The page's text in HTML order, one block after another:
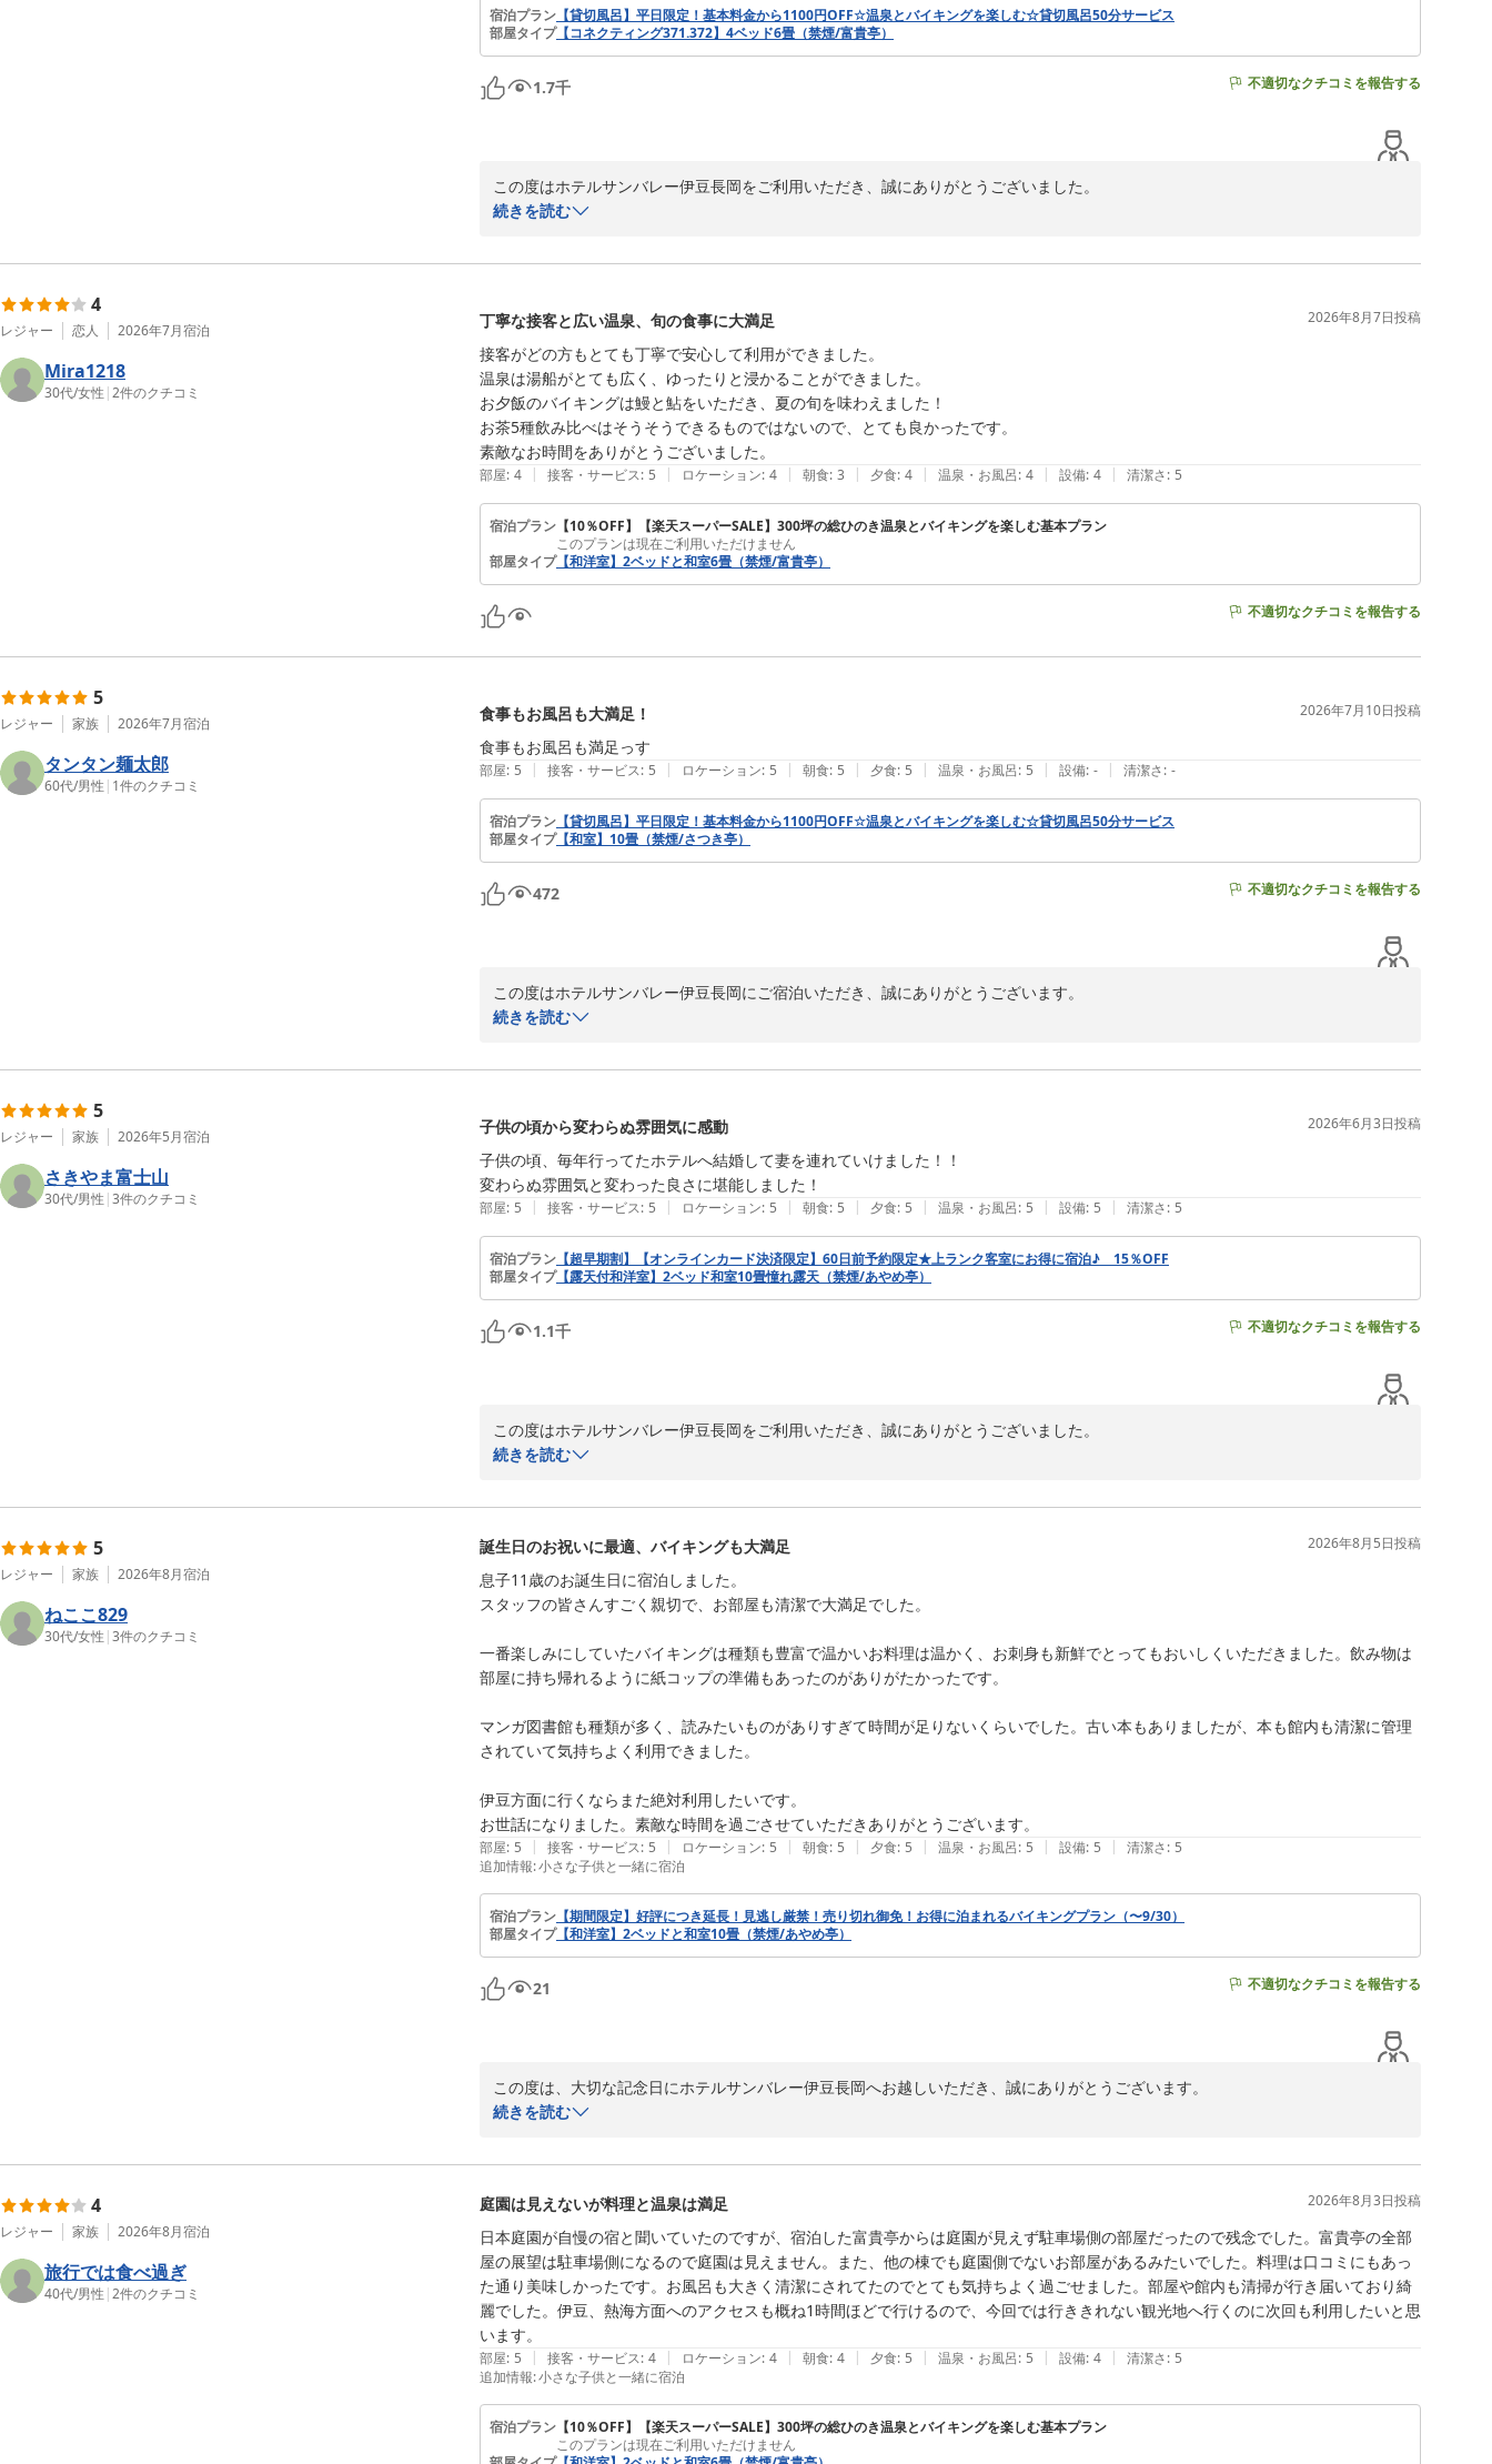
宿泊プラン 【貸切風呂】平日限定！基本料金から1100円OFF☆温泉とバイキングを楽しむ☆貸切風呂50分サービス
部屋タイプ【コネクティング371.372】4ベッド6畳（禁煙/富貴亭）
1.7千 不適切なクチコミを報告する
この度はホテルサンバレー伊豆長岡をご利用いただき、誠にありがとうございました。
この度はたくさんのお褒めのお言葉、また口コミへのご投稿、誠にありがとうございました。
ご安心してお寛ぎ頂ける空間づくりを目指して今後とも励んで参ります。
是非またお越しいただき、温泉とバイキング料理でのんびりとご滞在くださいませ。
ご投稿ありがとうございました。
３００坪を誇る湯殿が自慢 ホテルサンバレー伊豆長岡
2026-05-22
続きを読む
4
レジャー 恋人 2026年7月宿泊
Mira1218
30代/女性 |2件のクチコミ
丁寧な接客と広い温泉、旬の食事に大満足 2026年8月7日投稿
接客がどの方もとても丁寧で安心して利用ができました。
温泉は湯船がとても広く、ゆったりと浸かることができました。
お夕飯のバイキングは鰻と鮎をいただき、夏の旬を味わえました！
お茶5種飲み比べはそうそうできるものではないので、とても良かったです。
素敵なお時間をありがとうございました。
部屋: 4 | 接客・サービス: 5 | ロケーション: 4 | 朝食: 3 | 夕食: 4 | 温泉・お風呂: 4 | 設備: 4 | 清潔さ: 5
宿泊プラン 【10％OFF】【楽天スーパーSALE】300坪の総ひのき温泉とバイキングを楽しむ基本プラン
このプランは現在ご利用いただけません
部屋タイプ【和洋室】2ベッドと和室6畳（禁煙/富貴亭）
不適切なクチコミを報告する
5
レジャー 家族 2026年7月宿泊
タンタン麺太郎
60代/男性 | 1件のクチコミ
食事もお風呂も大満足！ 2026年7月10日投稿
食事もお風呂も満足っす
部屋: 5 | 接客・サービス: 5 | ロケーション: 5 | 朝食: 5 | 夕食: 5 | 温泉・お風呂: 5 | 設備: - | 清潔さ: -
宿泊プラン 【貸切風呂】平日限定！基本料金から1100円OFF☆温泉とバイキングを楽しむ☆貸切風呂50分サービス
部屋タイプ【和室】10畳（禁煙/さつき亭）
472 不適切なクチコミを報告する
この度はホテルサンバレー伊豆長岡にご宿泊いただき、誠にありがとうございます。
当館自慢の湯殿で、日頃のお疲れを癒やしていただけましたでしょうか。
３００坪を誇る湯殿が自慢 ホテルサンバレー伊豆長岡
2026-07-17
続きを読む
5
レジャー 家族 2026年5月宿泊
さきやま富士山
30代/男性 |3件のクチコミ
子供の頃から変わらぬ雰囲気に感動 2026年6月3日投稿
子供の頃、毎年行ってたホテルへ結婚して妻を連れていけました！！
変わらぬ雰囲気と変わった良さに堪能しました！
部屋: 5 | 接客・サービス: 5 | ロケーション: 5 | 朝食: 5 | 夕食: 5 | 温泉・お風呂: 5 | 設備: 5 | 清潔さ: 5
宿泊プラン 【超早期割】【オンラインカード決済限定】60日前予約限定★上ランク客室にお得に宿泊♪ 15％OFF
部屋タイプ【露天付和洋室】2ベッド和室10畳憧れ露天（禁煙/あやめ亭）
1.1千 不適切なクチコミを報告する
この度はホテルサンバレー伊豆長岡をご利用いただき、誠にありがとうございました。
皆様の出会いと旅の思いを大切にし、ご満足頂けるような空間づくりに励んでおります。
３００坪を誇る湯殿が自慢 ホテルサンバレー伊豆長岡
2026-06-04
続きを読む
5
レジャー 家族 2026年8月宿泊
ねここ829
30代/女性 |3件のクチコミ
誕生日のお祝いに最適、バイキングも大満足 2026年8月5日投稿
息子11歳のお誕生日に宿泊しました。
スタッフの皆さんすごく親切で、お部屋も清潔で大満足でした。
一番楽しみにしていたバイキングは種類も豊富で温かいお料理は温かく、お刺身も新鮮でとってもおいしくいただきました。飲み物は
部屋に持ち帰れるように紙コップの準備もあったのがありがたかったです。
マンガ図書館も種類が多く、読みたいものがありすぎて時間が足りないくらいでした。古い本もありましたが、本も館内も清潔に管理
されていて気持ちよく利用できました。
伊豆方面に行くならまた絶対利用したいです。
お世話になりました。素敵な時間を過ごさせていただきありがとうございます。
部屋: 5 | 接客・サービス: 5 | ロケーション: 5 | 朝食: 5 | 夕食: 5 | 温泉・お風呂: 5 | 設備: 5 | 清潔さ: 5
追加情報:小さな子供と一緒に宿泊
宿泊プラン 【期間限定】好評につき延長！見逃し厳禁！売り切れ御免！お得に泊まれるバイキングプラン（〜9/30）
部屋タイプ【和洋室】2ベッドと和室10畳（禁煙/あやめ亭）
21 不適切なクチコミを報告する
この度は、大切な記念日にホテルサンバレー伊豆長岡へお越しいただき、誠にありがとうございます。
スタッフの対応やお部屋の清潔さについてお褒めの言葉をいただき、大変嬉しく存じます。
「また絶対利用したい」とのお言葉を励みに、これからも皆様に喜んでいただける施設づくりに努めてまいります。
３００坪を誇る湯殿が自慢 ホテルサンバレー伊豆長岡
2026-08-06
続きを読む
4
レジャー 家族 2026年8月宿泊
旅行では食べ過ぎ
40代/男性 |2件のクチコミ
庭園は見えないが料理と温泉は満足 2026年8月3日投稿
日本庭園が自慢の宿と聞いていたのですが、宿泊した富貴亭からは庭園が見えず駐車場側の部屋だったので残念でした。富貴亭の全部
屋の展望は駐車場側になるので庭園は見えません。また、他の棟でも庭園側でないお部屋があるみたいでした。料理は口コミにもあっ
た通り美味しかったです。お風呂も大きく清潔にされてたのでとても気持ちよく過ごせました。部屋や館内も清掃が行き届いており綺
麗でした。伊豆、熱海方面へのアクセスも概ね1時間ほどで行けるので、今回では行ききれない観光地へ行くのに次回も利用したいと思
います。
部屋: 5 | 接客・サービス: 4 | ロケーション: 4 | 朝食: 4 | 夕食: 5 | 温泉・お風呂: 5 | 設備: 4 | 清潔さ: 5
追加情報:小さな子供と一緒に宿泊
宿泊プラン 【10％OFF】【楽天スーパーSALE】300坪の総ひのき温泉とバイキングを楽しむ基本プラン
このプランは現在ご利用いただけません